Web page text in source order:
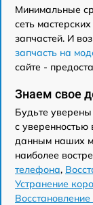
Минимальные
сеть
запчастей. И
запчасть на
сайте -
Знаем свое
Будьте
с уверенностью
данным наших
наиболее
телефона,
Устранение